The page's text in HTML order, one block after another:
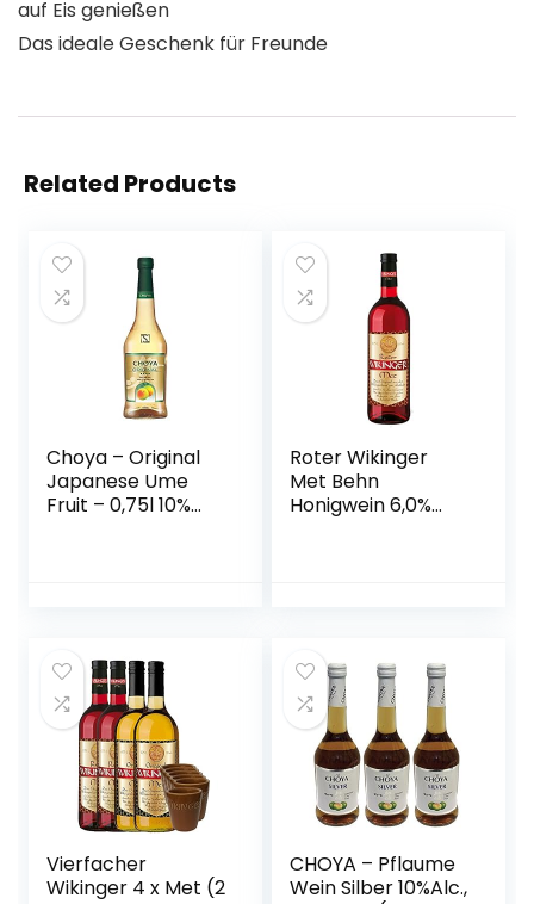
auf Eis genießen
Das ideale Geschenk für Freunde
Related Products
Choya – Original
Japanese Ume
Fruit – 0,75l 10%
Roter Wikinger
Met Behn
Honigwein 6,0%
Vierfacher
Wikinger 4 x Met (2
CHOYA – Pflaume
Wein Silber 10%Alc.,